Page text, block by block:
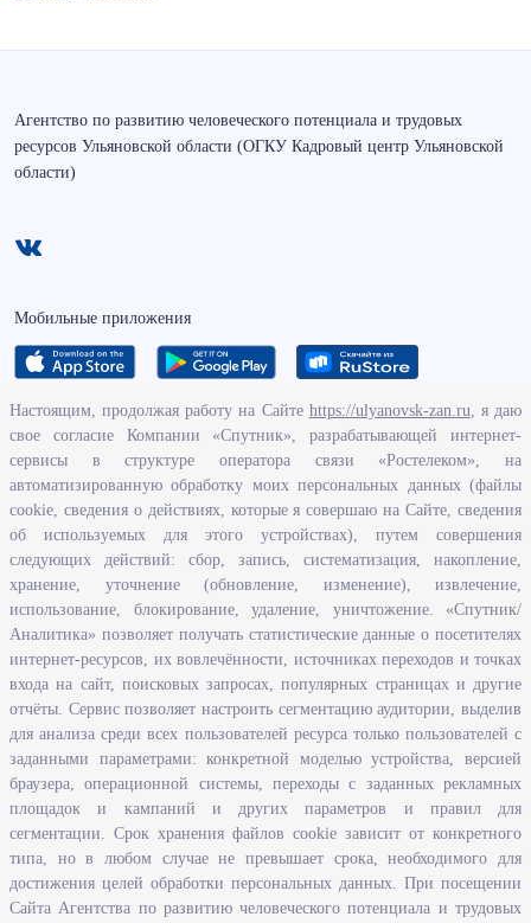
Агентство по развитию человеческого потенциала и трудовых
ресурсов Ульяновской области (ОГКУ Кадровый центр Ульяновской
области)
Мобильные приложения
Исполнение бюджетных средств
Человеческий потенциал
Информационная безопасность
Перечень нормативно - правовых актов, определяющих полномочия,
задачи и функции Агентства по развитию человеческого потенциала
и трудовых ресурсов Ульяновской области
Развитие правовой грамотности и правосознания граждан в
Ульяновской области
Информация
Законодательство
Льготы организациям и индивидуальным предпринимателям
Иностранная рабочая сила
Информация об отдельных видах деятельности
Настоящим, продолжая работу на Сайте https://ulyanovsk-zan.ru, я даю
свое согласие Компании «Спутник», разрабатывающей интернет-
сервисы в структуре оператора связи «Ростелеком», на
автоматизированную обработку моих персональных данных (файлы
cookie, сведения о действиях, которые я совершаю на Сайте, сведения
об используемых для этого устройствах), путем совершения
следующих действий: сбор, запись, систематизация, накопление,
хранение, уточнение (обновление, изменение), извлечение,
использование, блокирование, удаление, уничтожение. «Спутник/
Аналитика» позволяет получать статистические данные о посетителях
интернет-ресурсов, их вовлечённости, источниках переходов и точках
входа на сайт, поисковых запросах, популярных страницах и другие
отчёты. Сервис позволяет настроить сегментацию аудитории, выделив
для анализа среди всех пользователей ресурса только пользователей с
заданными параметрами: конкретной моделью устройства, версией
браузера, операционной системы, переходы с заданных рекламных
площадок и кампаний и других параметров и правил для
сегментации. Срок хранения файлов cookie зависит от конкретного
типа, но в любом случае не превышает срока, необходимого для
достижения целей обработки персональных данных. При посещении
Сайта Агентства по развитию человеческого потенциала и трудовых